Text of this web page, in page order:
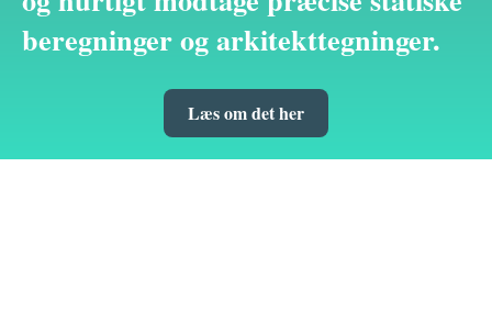
beregninger og arkitekttegninger.
Læs om det her